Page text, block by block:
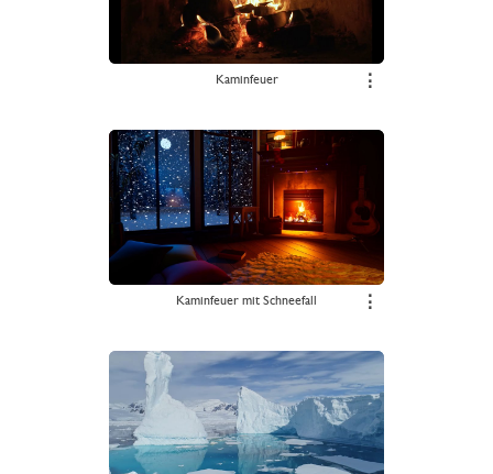
Kaminfeuer ⋮
Kaminfeuer mit Schneefall ⋮